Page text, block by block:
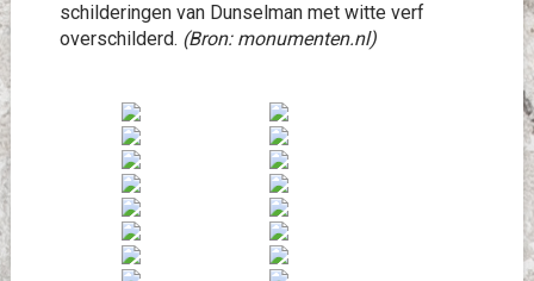
schilderingen van Dunselman met witte verf
overschilderd. (Bron: monumenten.nl)